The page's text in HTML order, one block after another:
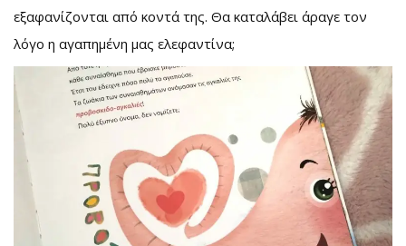
εξαφανίζονται από κοντά της. Θα καταλάβει άραγε τον
λόγο η αγαπημένη μας ελεφαντίνα;